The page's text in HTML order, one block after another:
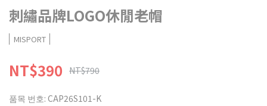
刺繡品牌LOGO休閒老帽
MISPORT
NT$390 NT$790
품목 번호: CAP26S101-K